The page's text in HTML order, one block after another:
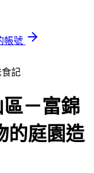
帳號
記
區－富錦
的庭園造